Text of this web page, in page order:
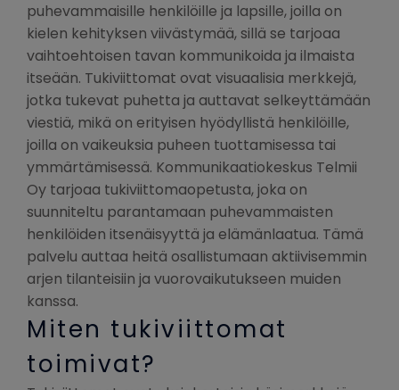
puhevammaisille henkilöille ja lapsille, joilla on
kielen kehityksen viivästymää, sillä se tarjoaa
vaihtoehtoisen tavan kommunikoida ja ilmaista
itseään. Tukiviittomat ovat visuaalisia merkkejä,
jotka tukevat puhetta ja auttavat selkeyttämään
viestiä, mikä on erityisen hyödyllistä henkilöille,
joilla on vaikeuksia puheen tuottamisessa tai
ymmärtämisessä. Kommunikaatiokeskus Telmii
Oy tarjoaa tukiviittomaopetusta, joka on
suunniteltu parantamaan puhevammaisten
henkilöiden itsenäisyyttä ja elämänlaatua. Tämä
palvelu auttaa heitä osallistumaan aktiivisemmin
arjen tilanteisiin ja vuorovaikutukseen muiden
kanssa.
Miten tukiviittomat
toimivat?